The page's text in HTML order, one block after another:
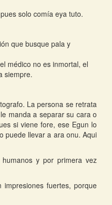
solo comía eya tuto.
que busque pala y
médico no es inmortal, el
siempre.
La persona se retrata
manda a separar su cara o
si viene fore, ese Egun lo
puede llevar a ara onu. Aqui
y por primera vez
fuertes, porque